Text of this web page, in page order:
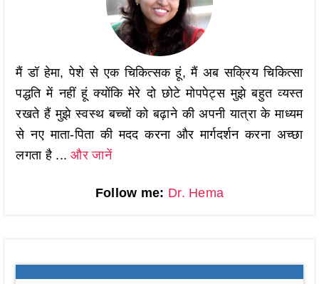
मैं डॉ हेमा, पेशे से एक चिकित्सक हूं, मैं अब सक्रिय चिकित्सा
पद्धति में नहीं हूं क्योंकि मेरे दो छोटे मोपपेट्स मुझे बहुत व्यस्त
रखते हैं मुझे स्वस्थ बच्चों को बढ़ाने की अपनी यात्रा के माध्यम
से नए माता-पिता की मदद करना और मार्गदर्शन करना अच्छा
लगता है ...और जानें
Follow me: Dr. Hema